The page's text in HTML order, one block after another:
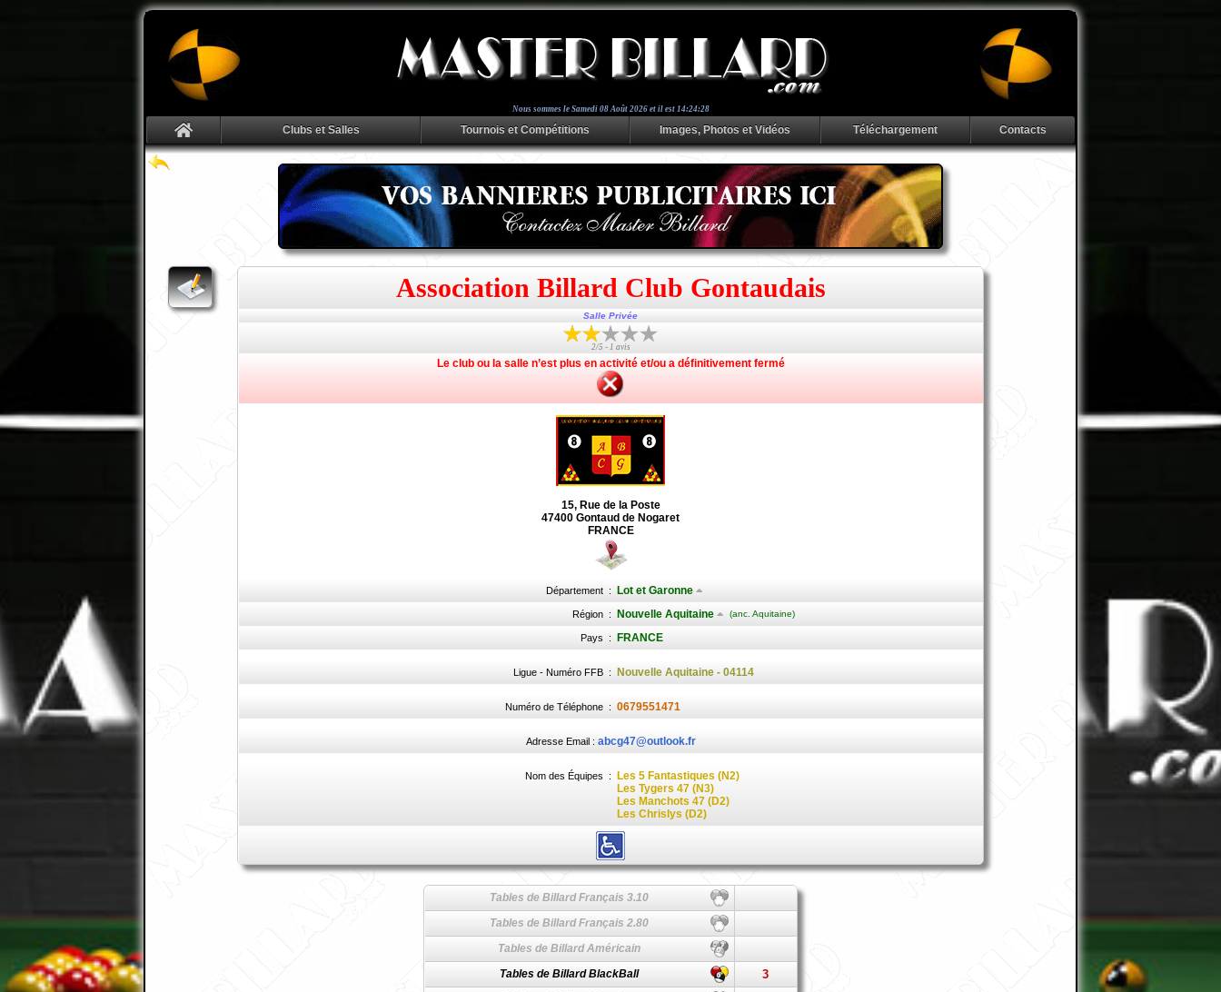
Nous sommes le Samedi 08 Août 2026 et il est 14:24:28
Clubs et Salles Tournois et Compétitions Images, Photos et Vidéos Téléchargement Contacts
Association Billard Club Gontaudais
Salle Privée
2/5 - 1 avis
Le club ou la salle n’est plus en activité et/ou a définitivement fermé
15, Rue de la Poste
47400 Gontaud de Nogaret
FRANCE
Département : Lot et Garonne
Région : Nouvelle Aquitaine (anc. Aquitaine)
Pays : FRANCE
Ligue - Numéro FFB : Nouvelle Aquitaine - 04114
Numéro de Téléphone : 0679551471
Adresse Email : abcg47@outlook.fr
Nom des Équipes :
Les 5 Fantastiques (N2)
Les Tygers 47 (N3)
Les Manchots 47 (D2)
Les Chrislys (D2)
Tables de Billard Français 3.10
Tables de Billard Français 2.80
Tables de Billard Américain
Tables de Billard BlackBall
3